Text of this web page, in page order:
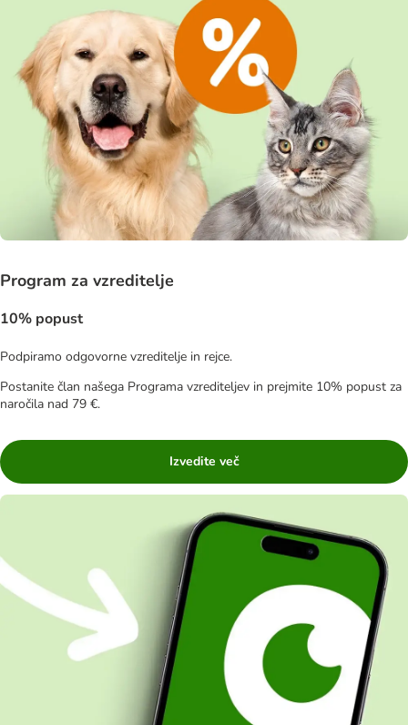
Program za vzreditelje
10% popust
Podpiramo odgovorne vzreditelje in rejce.
Postanite član našega Programa vzrediteljev in prejmite 10% popust za
naročila nad 79 €.
Izvedite več